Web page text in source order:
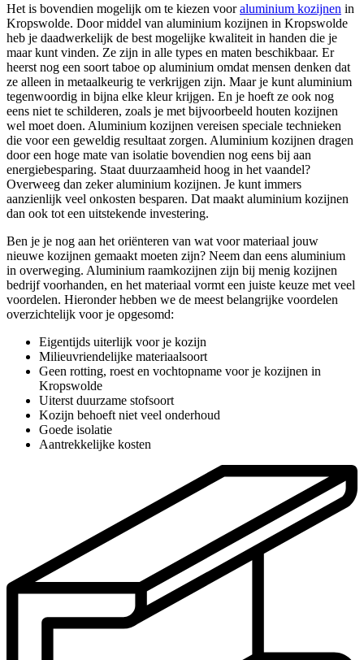
Het is bovendien mogelijk om te kiezen vooraluminium kozijnen in
Kropswolde. Door middel van aluminium kozijnen in Kropswolde
heb je daadwerkelijk de best mogelijke kwaliteit in handen die je
maar kunt vinden. Ze zijn in alle types en maten beschikbaar. Er
heerst nog een soort taboe op aluminium omdat mensen denken dat
ze alleen in metaalkeurig te verkrijgen zijn. Maar je kunt aluminium
tegenwoordig in bijna elke kleur krijgen. En je hoeft ze ook nog
eens niet te schilderen, zoals je met bijvoorbeeld houten kozijnen
wel moet doen. Aluminium kozijnen vereisen speciale technieken
die voor een geweldig resultaat zorgen. Aluminium kozijnen dragen
door een hoge mate van isolatie bovendien nog eens bij aan
energiebesparing. Staat duurzaamheid hoog in het vaandel?
Overweeg dan zeker aluminium kozijnen. Je kunt immers
aanzienlijk veel onkosten besparen. Dat maakt aluminium kozijnen
dan ook tot een uitstekende investering.
Ben je je nog aan het oriënteren van wat voor materiaal jouw
nieuwe kozijnen gemaakt moeten zijn? Neem dan eens aluminium
in overweging. Aluminium raamkozijnen zijn bij menig kozijnen
bedrijf voorhanden, en het materiaal vormt een juiste keuze met veel
voordelen. Hieronder hebben we de meest belangrijke voordelen
overzichtelijk voor je opgesomd:
Eigentijds uiterlijk voor je kozijn
Milieuvriendelijke materiaalsoort
Geen rotting, roest en vochtopname voor je kozijnen in
Kropswolde
Uiterst duurzame stofsoort
Kozijn behoeft niet veel onderhoud
Goede isolatie
Aantrekkelijke kosten